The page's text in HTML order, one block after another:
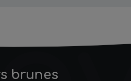
brunes